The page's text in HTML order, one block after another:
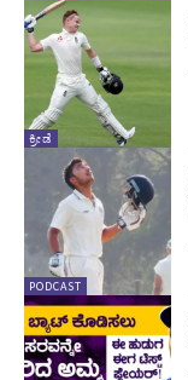
ಕ್ರೀಡೆ
PODCAST